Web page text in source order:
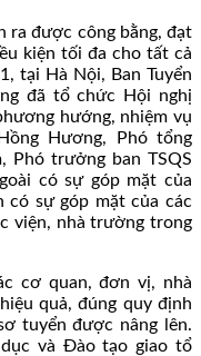
ra được công bằng, đạt
kiện tối đa cho tất cả
tại Hà Nội, Ban Tuyển
đã tổ chức Hội nghị
hướng, nhiệm vụ
Hương, Phó tổng
Phó trưởng ban TSQS
có sự góp mặt của
có sự góp mặt của các
viện, nhà trường trong
cơ quan, đơn vị, nhà
quả, đúng quy định
tuyển được nâng lên.
và Đào tạo giao tổ